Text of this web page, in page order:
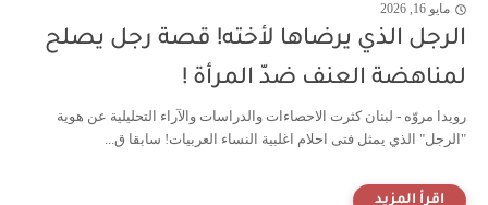
مايو 16, 2026
الرجل الذي يرضاها لأخته! قصة رجل يصلح
لمناهضة العنف ضدّ المرأة !
رويدا مروّه - لبنان كثرت الاحصاءات والدراسات والآراء التحليلية عن هوية
"الرجل" الذي يمثل فتى احلام اغلبية النساء العربيات! سابقا ق...